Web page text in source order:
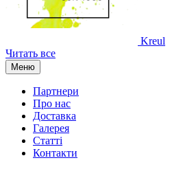
Kreul
Читать все
Меню
Партнери
Про нас
Доставка
Галерея
Статтi
Контакти